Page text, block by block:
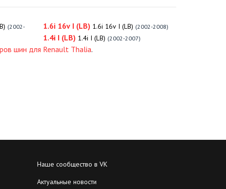
(2002-
1.6i 16v I (LB) 1.6i 16v I (LB) (2002-2008)
1.4i I (LB) 1.4i I (LB) (2002-2007)
шин для Renault Thalia.
Наше сообщество в VK
Актуальные новости